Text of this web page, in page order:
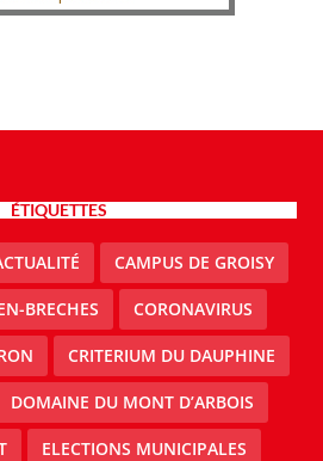
ÉTIQUETTES
CAMPUS DE GROISY
BRECHES CORONAVIRUS
CRITERIUM DU DAUPHINE
DOMAINE DU MONT D’ARBOIS
ELECTIONS MUNICIPALES